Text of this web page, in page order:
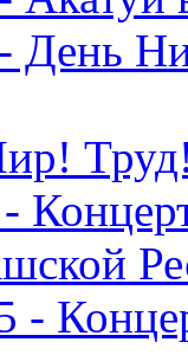
День
-